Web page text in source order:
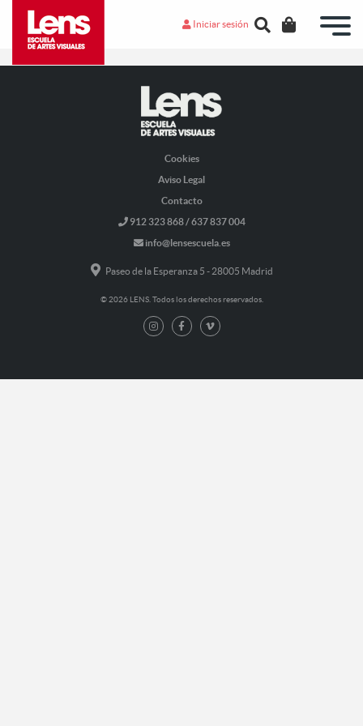
Iniciar sesión
Cookies
Aviso Legal
Contacto
912 323 868 / 637 837 004
info@lensescuela.es
Paseo de la Esperanza 5 - 28005 Madrid
© 2026 LENS. Todos los derechos reservados.